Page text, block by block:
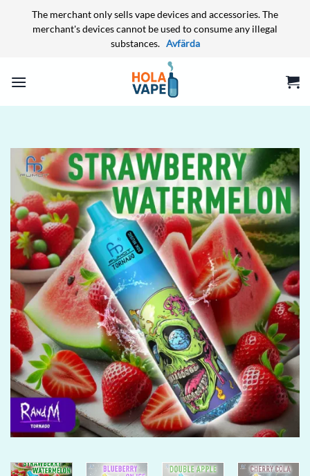
The merchant only sells vape devices and accessories. The
merchant's devices cannot be used to consume any illegal
substances. Avfärda